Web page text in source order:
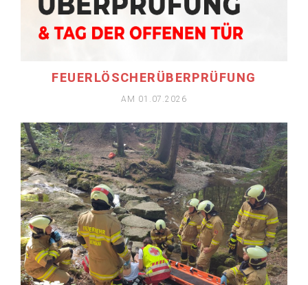
FEUERLÖSCHERÜBERPRÜFUNG
AM 01.07.2026
MEHR ERFAHREN